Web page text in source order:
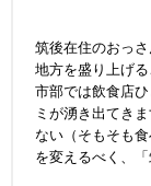
筑後在住のおっ
地方を盛り上げ
市部では飲食店
ミが湧き出てき
ない（そもそも
を変えるべく、